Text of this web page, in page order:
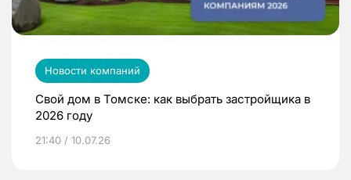
Новости компаний
Свой дом в Томске: как выбрать застройщика в
2026 году
21:40 / 10.07.26